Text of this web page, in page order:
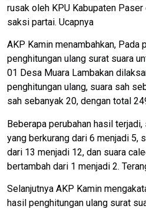
rusak oleh KPU Kabupaten
saksi partai. Ucapnya
AKP Kamin menambahkan, Pada
penghitungan ulang surat suara
01 Desa Muara Lambakan
penghitungan ulang, suara sah
sah sebanyak 20, dengan total
Beberapa perubahan hasil
yang berkurang dari 6 menjadi 5,
dari 13 menjadi 12, dan suara
bertambah dari 1 menjadi 2.
Selanjutnya AKP Kamin
hasil penghitungan ulang surat